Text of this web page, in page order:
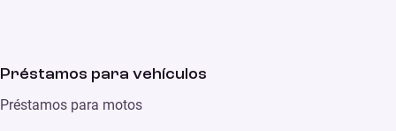
Préstamos para vehículos
Préstamos para motos